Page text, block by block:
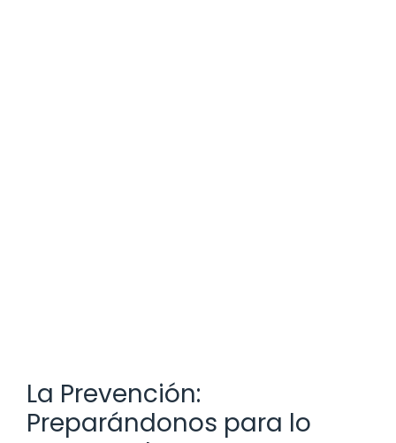
La Prevención:
Preparándonos para lo